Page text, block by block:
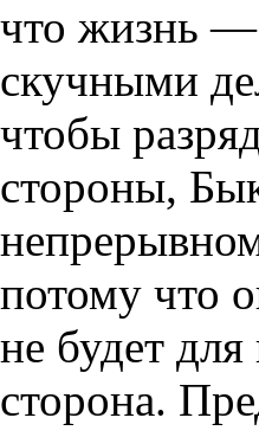
что жизнь —
скучными
чтобы
стороны,
потому что
не будет
сторона.